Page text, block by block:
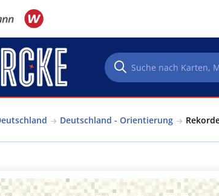
Deutschland - Orientierung